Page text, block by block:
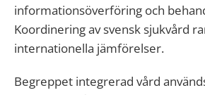
informationsöverföring och
Koordinering av svensk sjukvård
internationella jämförelser.
Begreppet integrerad vård